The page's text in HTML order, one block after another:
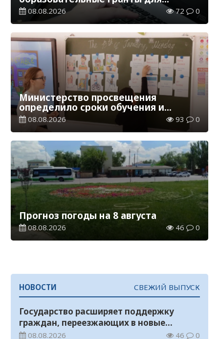
обучения в Казахстане
08.08.2026 72 0
Министерство просвещения
определило сроки обучения и
каникул на 2026-2027 учебный год
08.08.2026 93 0
Прогноз погоды на 8 августа
08.08.2026 46 0
НОВОСТИ СВЕЖИЙ ВЫПУСК
Государство расширяет поддержку
граждан, переезжающих в новые
регионы для работы
08.08.2026 46 0